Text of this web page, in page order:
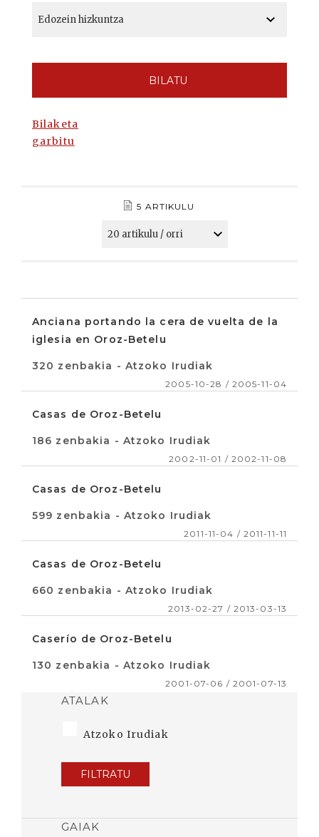
BILATU
Bilaketa
garbitu
5 ARTIKULU
Anciana portando la cera de vuelta de la
iglesia en Oroz-Betelu
320 zenbakia - Atzoko Irudiak
2005-10-28 / 2005-11-04
Casas de Oroz-Betelu
186 zenbakia - Atzoko Irudiak
2002-11-01 / 2002-11-08
Casas de Oroz-Betelu
599 zenbakia - Atzoko Irudiak
2011-11-04 / 2011-11-11
Casas de Oroz-Betelu
660 zenbakia - Atzoko Irudiak
2013-02-27 / 2013-03-13
Caserío de Oroz-Betelu
130 zenbakia - Atzoko Irudiak
2001-07-06 / 2001-07-13
ATALAK
Atzoko Irudiak
FILTRATU
GAIAK